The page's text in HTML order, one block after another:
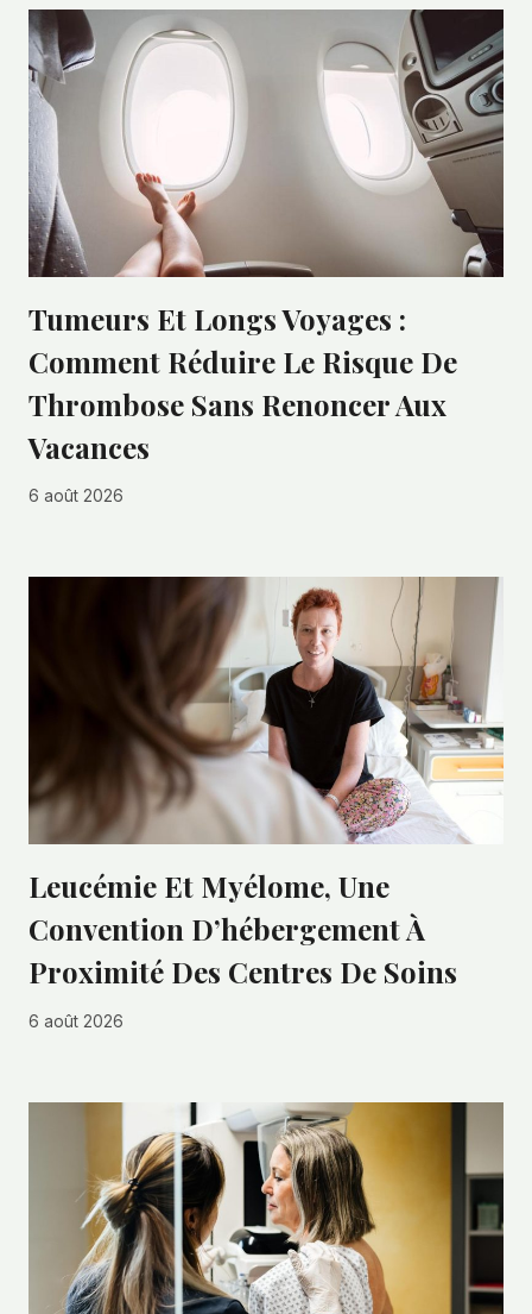
Tumeurs Et Longs Voyages :
Comment Réduire Le Risque De
Thrombose Sans Renoncer Aux
Vacances
6 août 2026
Leucémie Et Myélome, Une
Convention D’hébergement À
Proximité Des Centres De Soins
6 août 2026